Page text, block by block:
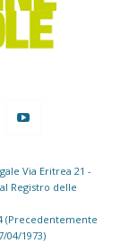
Via Eritrea 21 -
Registro delle
(Precedentemente
04/1973)